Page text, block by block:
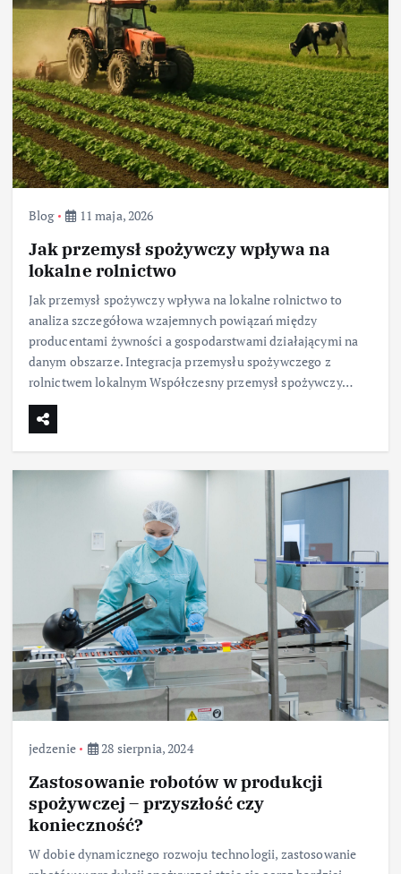
Blog 11 maja, 2026
Jak przemysł spożywczy wpływa na
lokalne rolnictwo
Jak przemysł spożywczy wpływa na lokalne rolnictwo to
analiza szczegółowa wzajemnych powiązań między
producentami żywności a gospodarstwami działającymi na
danym obszarze. Integracja przemysłu spożywczego z
rolnictwem lokalnym Współczesny przemysł spożywczy…
jedzenie 28 sierpnia, 2024
Zastosowanie robotów w produkcji
spożywczej – przyszłość czy
konieczność?
W dobie dynamicznego rozwoju technologii, zastosowanie